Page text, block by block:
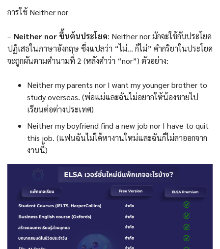
การใช้ Neither nor
– Neither nor ขึ้นต้นประโยค: Neither nor มักจะใช้กับประโยค
ปฏิเสธในภาษาอังกฤษ ซึ่งแปลว่า “ไม่… ก็ไม่” คำกริยาในประโยค
จะถูกผันตามคำนามที่ 2 (หลังคำว่า “nor”) ตัวอย่าง:
Neither my parents nor I want my younger brother to
study overseas. (พ่อแม่และฉันไม่อยากให้น้องชายไป
เรียนต่อต่างประเทศ)
Neither my boyfriend find a new job nor I have to quit
this job. (แฟนฉันไม่ได้หางานใหม่และฉันก็ไม่ลาออกจาก
งานนี้)